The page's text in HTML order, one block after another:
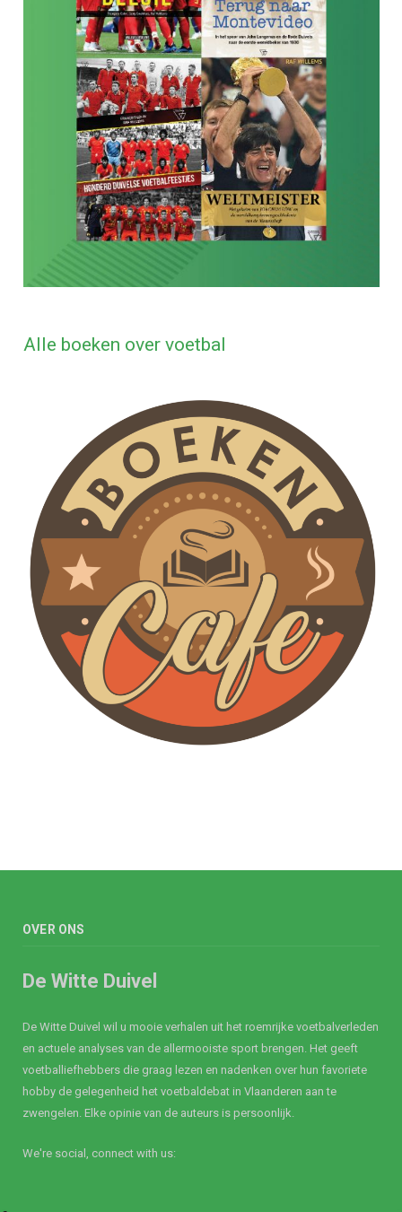
Alle boeken over voetbal
OVER ONS
De Witte Duivel
De Witte Duivel wil u mooie verhalen uit het roemrijke voetbalverleden
en actuele analyses van de allermooiste sport brengen. Het geeft
voetballiefhebbers die graag lezen en nadenken over hun favoriete
hobby de gelegenheid het voetbaldebat in Vlaanderen aan te
zwengelen. Elke opinie van de auteurs is persoonlijk.
We're social, connect with us: